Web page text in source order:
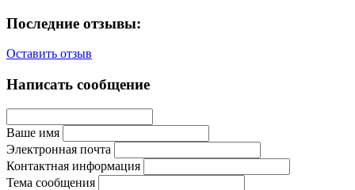
Последние отзывы:
Оставить отзыв
Написать сообщение
Ваше имя
Электронная почта
Контактная информация
Тема сообщения